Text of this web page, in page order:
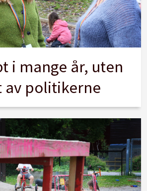
i mange år, uten
av politikerne